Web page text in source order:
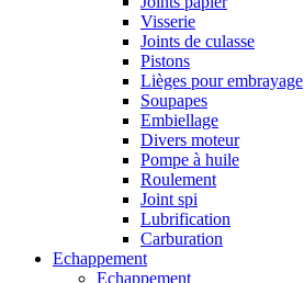
Visserie
Joints de culasse
Pistons
Lièges pour embrayage
Soupapes
Embiellage
Divers moteur
Pompe à huile
Roulement
Joint spi
Lubrification
Carburation
Echappement
Echappement